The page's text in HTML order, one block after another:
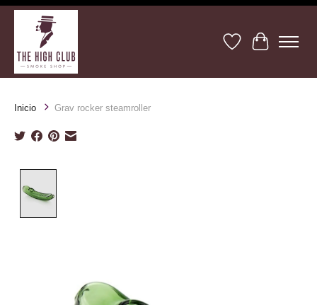
Lista de deseos
Cesta
Inicio Grav rocker steamroller